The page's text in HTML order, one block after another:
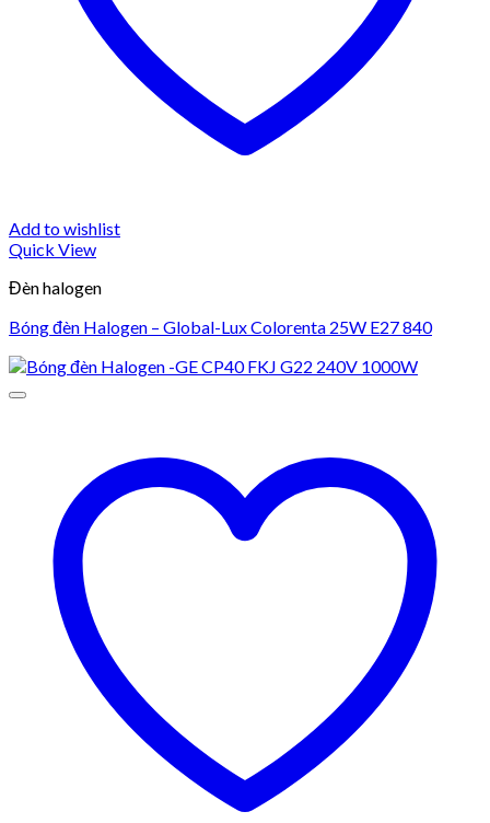
Add to wishlist
Quick View
Đèn halogen
Bóng đèn Halogen – Global-Lux Colorenta 25W E27 840